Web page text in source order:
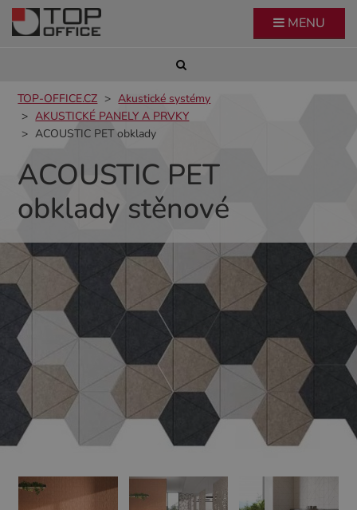
MENU
TOP-OFFICE.CZ
Akustické systémy
AKUSTICKÉ PANELY A PRVKY
ACOUSTIC PET obklady
ACOUSTIC PET
obklady stěnové